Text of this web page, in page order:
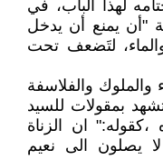
لهذا الباب، في
"أن يمنع أن يدخل
لتَضعف تحت
والملوك والفلاسفة
بمقولات للسيد
ان الزناة
يصلون الى نعيم